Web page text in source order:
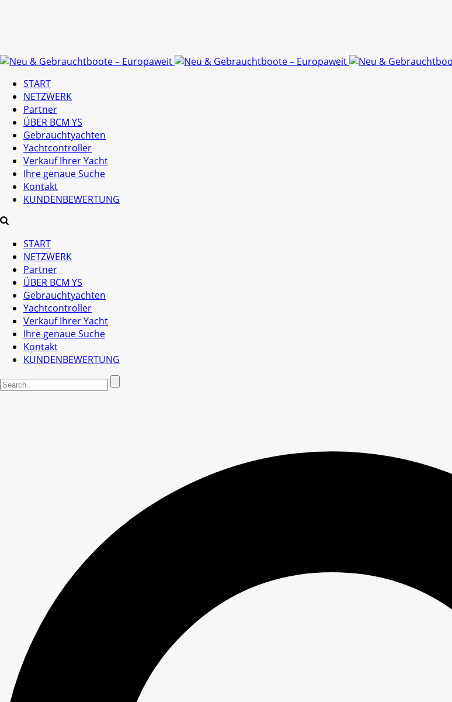
START
NETZWERK
Partner
ÜBER BCM YS
Gebrauchtyachten
Yachtcontroller
Verkauf Ihrer Yacht
Ihre genaue Suche
Kontakt
KUNDENBEWERTUNG
START
NETZWERK
Partner
ÜBER BCM YS
Gebrauchtyachten
Yachtcontroller
Verkauf Ihrer Yacht
Ihre genaue Suche
Kontakt
KUNDENBEWERTUNG